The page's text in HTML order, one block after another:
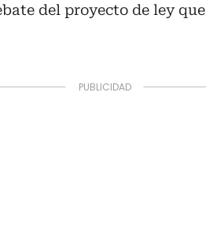
del proyecto de ley que